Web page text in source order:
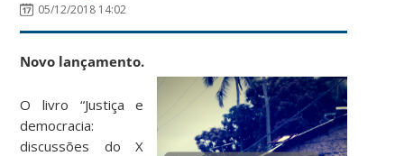
05/12/2018 14:02
Novo lançamento.
O livro “Justiça e
democracia:
discussões do X